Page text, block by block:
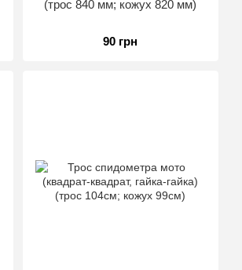
(трос 840 мм; кожух 820 мм)
90 грн